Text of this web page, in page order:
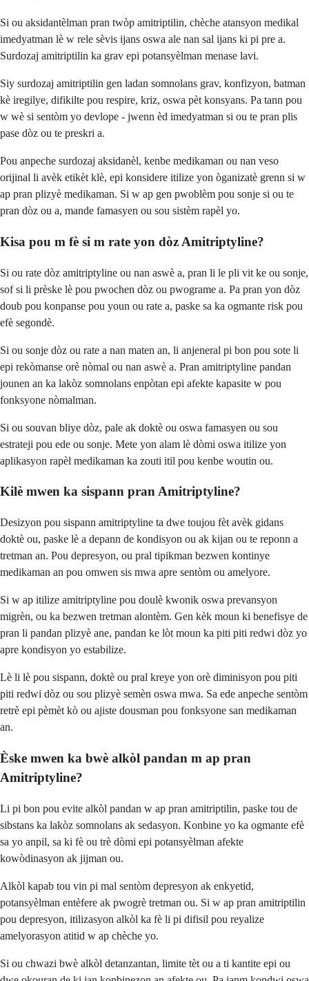
Si ou aksidantèlman pran twòp amitriptilin, chèche atansyon medikal
imedyatman lè w rele sèvis ijans oswa ale nan sal ijans ki pi pre a.
Surdozaj amitriptilin ka grav epi potansyèlman menase lavi.
Siy surdozaj amitriptilin gen ladan somnolans grav, konfizyon, batman
kè iregilye, difikilte pou respire, kriz, oswa pèt konsyans. Pa tann pou
w wè si sentòm yo devlope - jwenn èd imedyatman si ou te pran plis
pase dòz ou te preskri a.
Pou anpeche surdozaj aksidanèl, kenbe medikaman ou nan veso
orijinal li avèk etikèt klè, epi konsidere itilize yon òganizatè grenn si w
ap pran plizyè medikaman. Si w ap gen pwoblèm pou sonje si ou te
pran dòz ou a, mande famasyen ou sou sistèm rapèl yo.
Kisa pou m fè si m rate yon dòz Amitriptyline?
Si ou rate dòz amitriptyline ou nan aswè a, pran li le pli vit ke ou sonje,
sof si li prèske lè pou pwochen dòz ou pwograme a. Pa pran yon dòz
doub pou konpanse pou youn ou rate a, paske sa ka ogmante risk pou
efè segondè.
Si ou sonje dòz ou rate a nan maten an, li anjeneral pi bon pou sote li
epi rekòmanse orè nòmal ou nan aswè a. Pran amitriptyline pandan
jounen an ka lakòz somnolans enpòtan epi afekte kapasite w pou
fonksyone nòmalman.
Si ou souvan bliye dòz, pale ak doktè ou oswa famasyen ou sou
estrateji pou ede ou sonje. Mete yon alam lè dòmi oswa itilize yon
aplikasyon rapèl medikaman ka zouti itil pou kenbe woutin ou.
Kilè mwen ka sispann pran Amitriptyline?
Desizyon pou sispann amitriptyline ta dwe toujou fèt avèk gidans
doktè ou, paske lè a depann de kondisyon ou ak kijan ou te reponn a
tretman an. Pou depresyon, ou pral tipikman bezwen kontinye
medikaman an pou omwen sis mwa apre sentòm ou amelyore.
Si w ap itilize amitriptyline pou doulè kwonik oswa prevansyon
migrèn, ou ka bezwen tretman alontèm. Gen kèk moun ki benefisye de
pran li pandan plizyè ane, pandan ke lòt moun ka piti piti redwi dòz yo
apre kondisyon yo estabilize.
Lè li lè pou sispann, doktè ou pral kreye yon orè diminisyon pou piti
piti redwi dòz ou sou plizyè semèn oswa mwa. Sa ede anpeche sentòm
retrè epi pèmèt kò ou ajiste dousman pou fonksyone san medikaman
an.
Èske mwen ka bwè alkòl pandan m ap pran
Amitriptyline?
Li pi bon pou evite alkòl pandan w ap pran amitriptilin, paske tou de
sibstans ka lakòz somnolans ak sedasyon. Konbine yo ka ogmante efè
sa yo anpil, sa ki fè ou trè dòmi epi potansyèlman afekte
kowòdinasyon ak jijman ou.
Alkòl kapab tou vin pi mal sentòm depresyon ak enkyetid,
potansyèlman entèfere ak pwogrè tretman ou. Si w ap pran amitriptilin
pou depresyon, itilizasyon alkòl ka fè li pi difisil pou reyalize
amelyorasyon atitid w ap chèche yo.
Si ou chwazi bwè alkòl detanzantan, limite tèt ou a ti kantite epi ou